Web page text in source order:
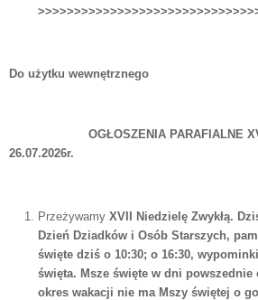
Do użytku wewnętrznego
OGŁOSZENIA PARAFIALNE XVII
26.07.2026r.
Przeżywamy XVII Niedzielę Zwykłą.
Dzień Dziadków i Osób Starszych,
święte dziś o 10:30; o 16:30,
święta. Msze święte w dni powszednie
okres wakacji nie ma Mszy świętej o